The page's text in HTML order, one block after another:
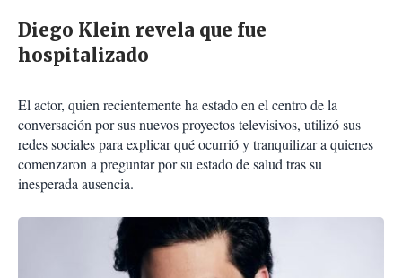
Diego Klein revela que fue
hospitalizado
El actor, quien recientemente ha estado en el centro de la
conversación por sus nuevos proyectos televisivos, utilizó sus
redes sociales para explicar qué ocurrió y tranquilizar a quienes
comenzaron a preguntar por su estado de salud tras su
inesperada ausencia.